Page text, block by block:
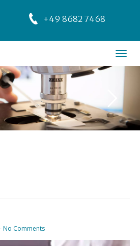
+49 8682 7468
No Comments